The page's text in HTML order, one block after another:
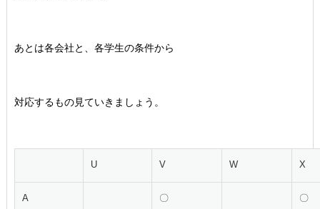
あとは各会社と、各学生の条件から
対応するもの見ていきましょう。
U V W X
A 〇 〇